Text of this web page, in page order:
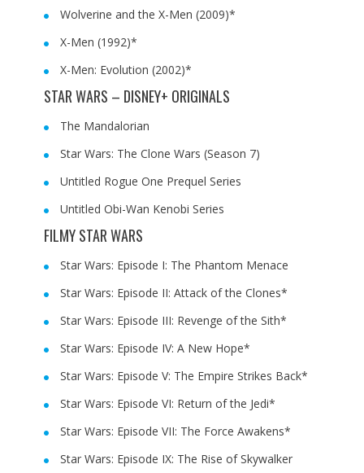
Wolverine and the X-Men (2009)*
X-Men (1992)*
X-Men: Evolution (2002)*
STAR WARS – DISNEY+ ORIGINALS
The Mandalorian
Star Wars: The Clone Wars (Season 7)
Untitled Rogue One Prequel Series
Untitled Obi-Wan Kenobi Series
FILMY STAR WARS
Star Wars: Episode I: The Phantom Menace
Star Wars: Episode II: Attack of the Clones*
Star Wars: Episode III: Revenge of the Sith*
Star Wars: Episode IV: A New Hope*
Star Wars: Episode V: The Empire Strikes Back*
Star Wars: Episode VI: Return of the Jedi*
Star Wars: Episode VII: The Force Awakens*
Star Wars: Episode IX: The Rise of Skywalker